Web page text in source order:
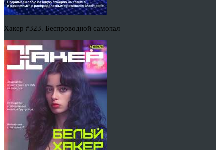
Хакер #323. Беспроводной самопал